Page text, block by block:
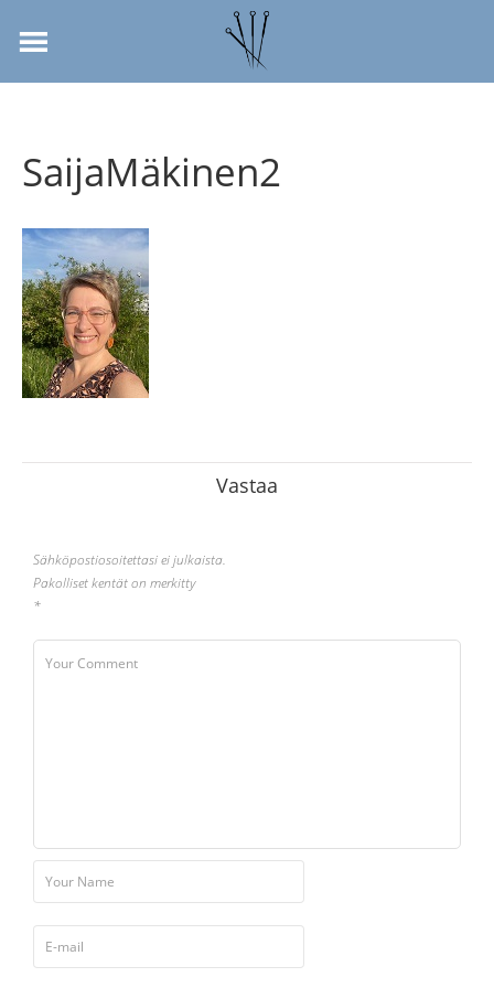
SaijaMäkinen2
Vastaa
Sähköpostiosoitettasi ei julkaista.
Pakolliset kentät on merkitty
*